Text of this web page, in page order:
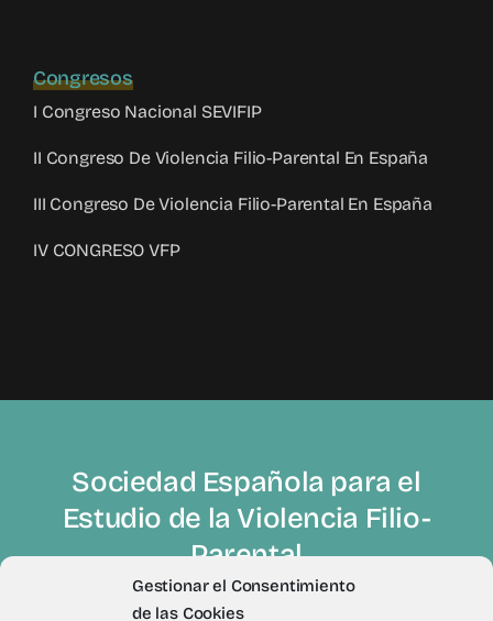
Gestionar el Consentimiento
de las Cookies
Congresos
I Congreso Nacional SEVIFIP
II Congreso De Violencia Filio-Parental En España
III Congreso De Violencia Filio-Parental En España
IV CONGRESO VFP
Sociedad Española para el
Estudio de la Violencia Filio-
Parental